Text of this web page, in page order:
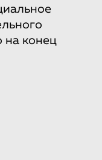
на конец